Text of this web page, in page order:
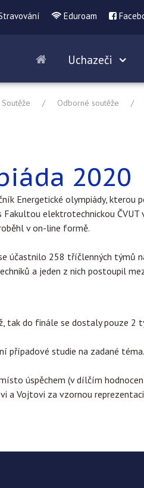
Eduroam
Uchazeči
Soutěže Odborné soutěže
2020
Energetické olympiády, kterou
Fakultou elektrotechnickou
v on-line formě.
účastnilo 258 tříčlenných týmů
a jeden z nich postoupil
tak do finále se dostaly pouze
případové studie na zadané
úspěchem (v dílčím
a Vojtovi za vzornou